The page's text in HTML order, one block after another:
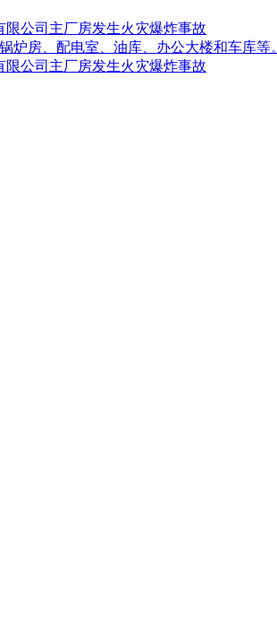
限公司主厂房发生火灾爆炸事故
炉房、配电室、油库、办公大楼和车库等。
限公司主厂房发生火灾爆炸事故